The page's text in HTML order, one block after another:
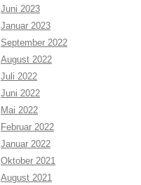
Juni 2023
Januar 2023
September 2022
August 2022
Juli 2022
Juni 2022
Mai 2022
Februar 2022
Januar 2022
Oktober 2021
August 2021